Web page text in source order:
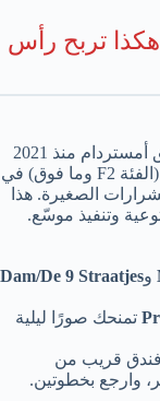
تربح رأس
تَطبّق أمستردام منذ 2021
(الفئة F2 وما فوق) في
الصغيرة. هذا
وتنفيذ موسّع.
وDam/De 9 Straatjes
تمنحك صورًا ليلية
قريب من